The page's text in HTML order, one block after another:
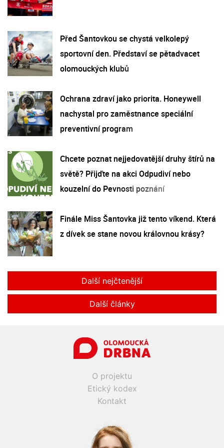
Před Šantovkou se chystá velkolepý
sportovní den. Představí se pětadvacet
olomouckých klubů
Ochrana zdraví jako priorita. Honeywell
nachystal pro zaměstnance speciální
preventivní program
Chcete poznat nejjedovatější druhy štírů na
světě? Přijďte na akci Odpudiví nebo
kouzelní do Pevnosti poznání
Finále Miss Šantovka již tento víkend. Která
z dívek se stane novou královnou krásy?
Další nejčtenější
Další články
O projektu
Etický kodex
Kontakt